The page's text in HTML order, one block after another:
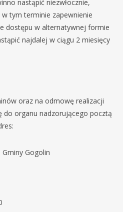
nastąpić niezwłocznie,
tym terminie zapewnienie
dostępu w alternatywnej formie
najdalej w ciągu 2 miesięcy
oraz na odmowę realizacji
do organu nadzorującego pocztą
Gogolin